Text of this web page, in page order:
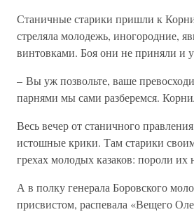
Станичные старики пришли к
стреляла молодежь, иногородние,
винтовками. Боя они не приняли и
– Вы уж позвольте, ваше
парнями мы сами разберемся.
Весь вечер от станичного
истошные крики. Там старики
грехах молодых казаков: пороли их
А в полку генерала Боровского
присвистом, распевала «Вещего